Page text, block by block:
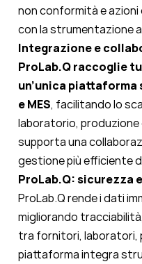
non conformità e
con la strumentazione
Integrazione e
ProLab.Q raccoglie
un’unica piattaforma
e MES, facilitando lo
laboratorio,
supporta una
gestione più efficiente
ProLab.Q: sicurezza
ProLab.Q rende i dati
migliorando
tra fornitori, laboratori,
piattaforma integra